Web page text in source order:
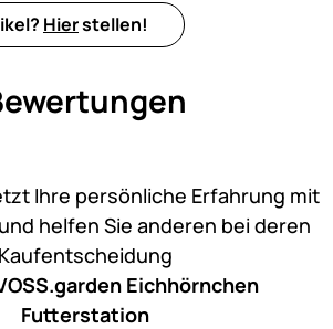
Hierstellen!
Ihre persönliche Erfahrung mit
helfen Sie anderen bei deren
Kaufentscheidung
Eichhörnchen
Futterstation